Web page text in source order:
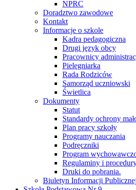
NPRC
Doradztwo zawodowe
Kontakt
Informacje o szkole
Kadra pedagogiczna
Drugi język obcy
Pracownicy
Pielęgniarka
Rada Rodziców
Samorząd uczniowski
Świetlica
Dokumenty
Statut
Standardy ochrony
Plan pracy szkoły
Programy nauczania
Podręczniki
Program
Regulaminy i
Druki do pobrania.
Biuletyn Informacji Publicznej